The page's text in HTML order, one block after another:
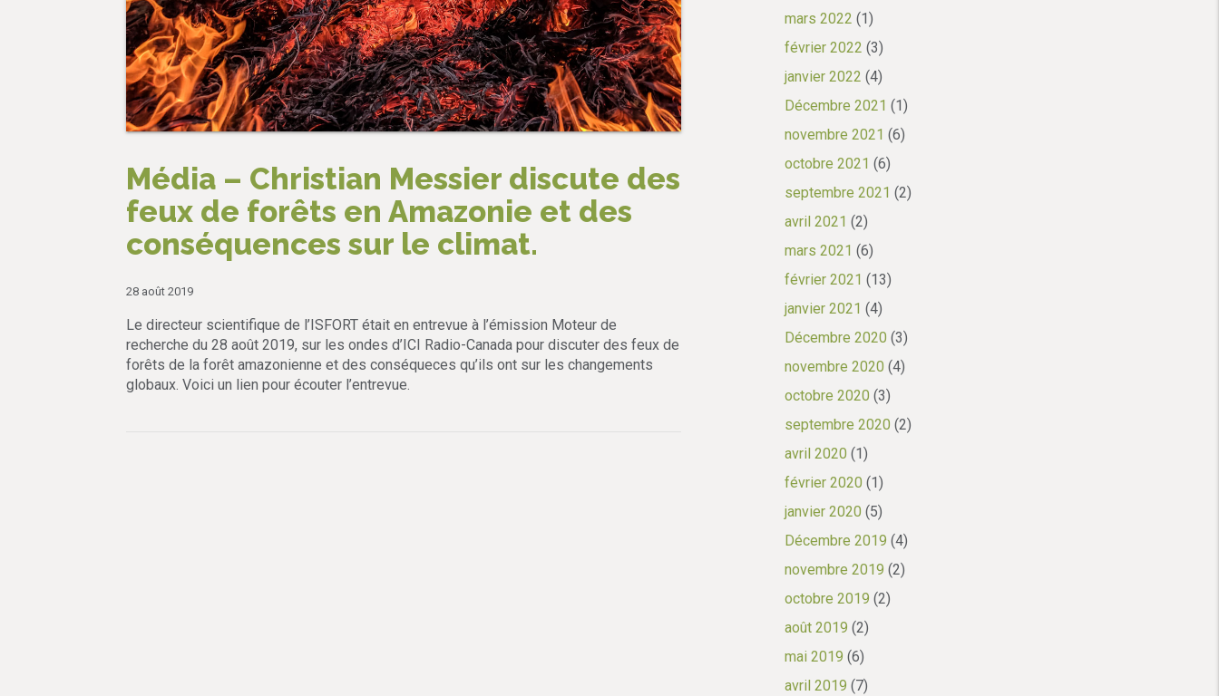
Média – Christian Messier discute des
feux de forêts en Amazonie et des
conséquences sur le climat.
28 août 2019
Le directeur scientifique de l’ISFORT était en entrevue à l’émission Moteur de
recherche du 28 août 2019, sur les ondes d’ICI Radio-Canada pour discuter des feux de
forêts de la forêt amazonienne et des conséqueces qu’ils ont sur les changements
globaux. Voici un lien pour écouter l’entrevue.
mars 2022 (1)
février 2022 (3)
janvier 2022 (4)
Décembre 2021 (1)
novembre 2021 (6)
octobre 2021 (6)
septembre 2021 (2)
avril 2021 (2)
mars 2021 (6)
février 2021 (13)
janvier 2021 (4)
Décembre 2020 (3)
novembre 2020 (4)
octobre 2020 (3)
septembre 2020 (2)
avril 2020 (1)
février 2020 (1)
janvier 2020 (5)
Décembre 2019 (4)
novembre 2019 (2)
octobre 2019 (2)
août 2019 (2)
mai 2019 (6)
avril 2019 (7)